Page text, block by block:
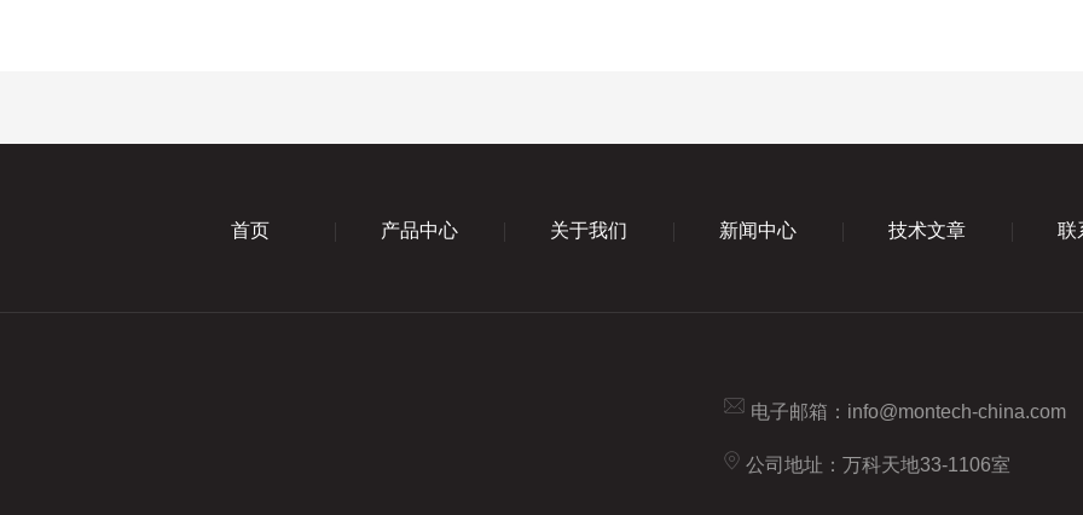
首页 产品中心 关于我们 新闻中心 技术文章 联
电子邮箱： info@montech-china.com
公司地址：万科天地33-1106室